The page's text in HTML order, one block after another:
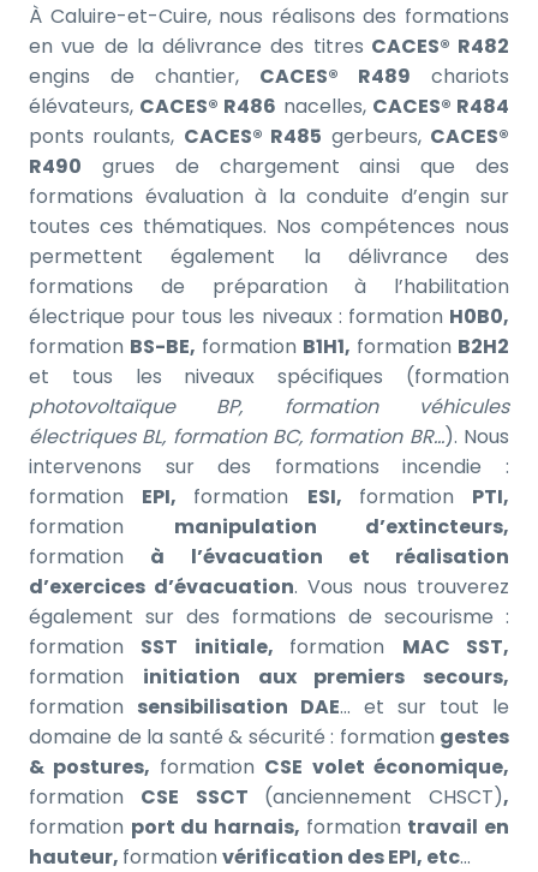
À Caluire-et-Cuire, nous réalisons des formations
en vue de la délivrance des titres CACES® R482
engins de chantier, CACES® R489 chariots
élévateurs, CACES® R486 nacelles, CACES® R484
ponts roulants, CACES® R485 gerbeurs, CACES®
R490 grues de chargement ainsi que des
formations évaluation à la conduite d’engin sur
toutes ces thématiques. Nos compétences nous
permettent également la délivrance des
formations de préparation à l’habilitation
électrique pour tous les niveaux : formation H0B0,
formation BS-BE, formation B1H1, formation B2H2
et tous les niveaux spécifiques (formation
photovoltaïque BP, formation véhicules
électriques BL, formation BC, formation BR…). Nous
intervenons sur des formations incendie :
formation EPI, formation ESI, formation PTI,
formation manipulation d’extincteurs,
formation à l’évacuation et réalisation
d’exercices d’évacuation. Vous nous trouverez
également sur des formations de secourisme :
formation SST initiale, formation MAC SST,
formation initiation aux premiers secours,
formation sensibilisation DAE… et sur tout le
domaine de la santé & sécurité : formation gestes
& postures, formation CSE volet économique,
formation CSE SSCT (anciennement CHSCT),
formation port du harnais, formation travail en
hauteur, formation vérification des EPI, etc…